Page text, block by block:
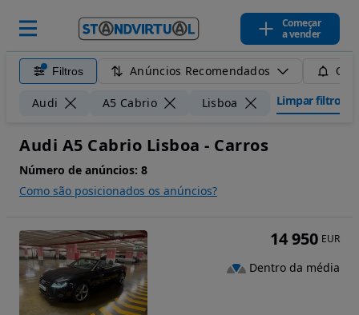
Começar
a vender
Filtros Anúncios Recomendados
Audi A5 Cabrio Lisboa Limpar filtros
Audi A5 Cabrio Lisboa - Carros
Número de anúncios: 8
Como são posicionados os anúncios?
14 950 EUR
Dentro da média